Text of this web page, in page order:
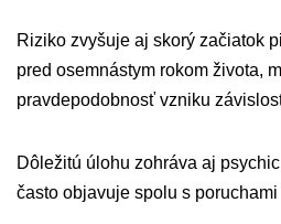
Riziko zvyšuje aj skorý začiatok
pred osemnástym rokom života,
pravdepodobnosť vzniku
Dôležitú úlohu zohráva aj
často objavuje spolu s poruchami